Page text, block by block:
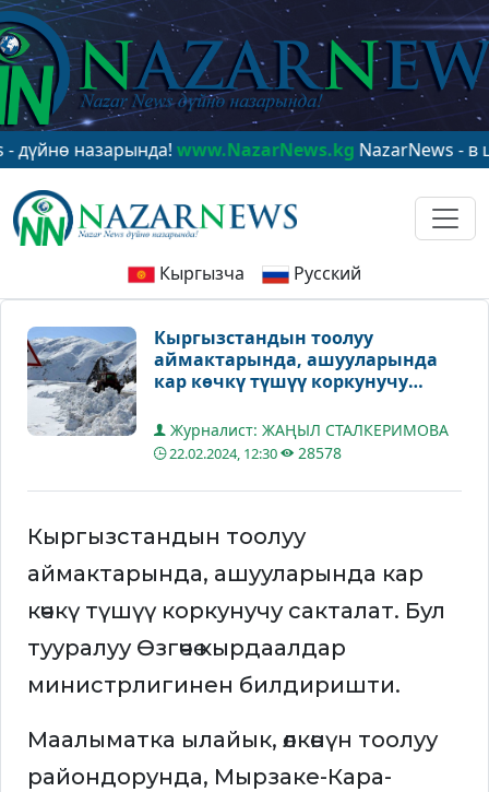
назарында!www.NazarNews.kgNazarNews - в
Кыргызча Русский
Кыргызстандын тоолуу
аймактарында, ашууларында
кар көчкү түшүү коркунучу
Журналист: ЖАҢЫЛ СТАЛКЕРИМОВА
22.02.2024, 12:30 28578
Кыргызстандын тоолуу
аймактарында, ашууларында кар
көчкү түшүү коркунучу сакталат. Бул
тууралуу Өзгөчө кырдаалдар
министрлигинен билдиришти.
Маалыматка ылайык, өлкөнүн тоолуу
райондорунда, Мырзаке-Кара-